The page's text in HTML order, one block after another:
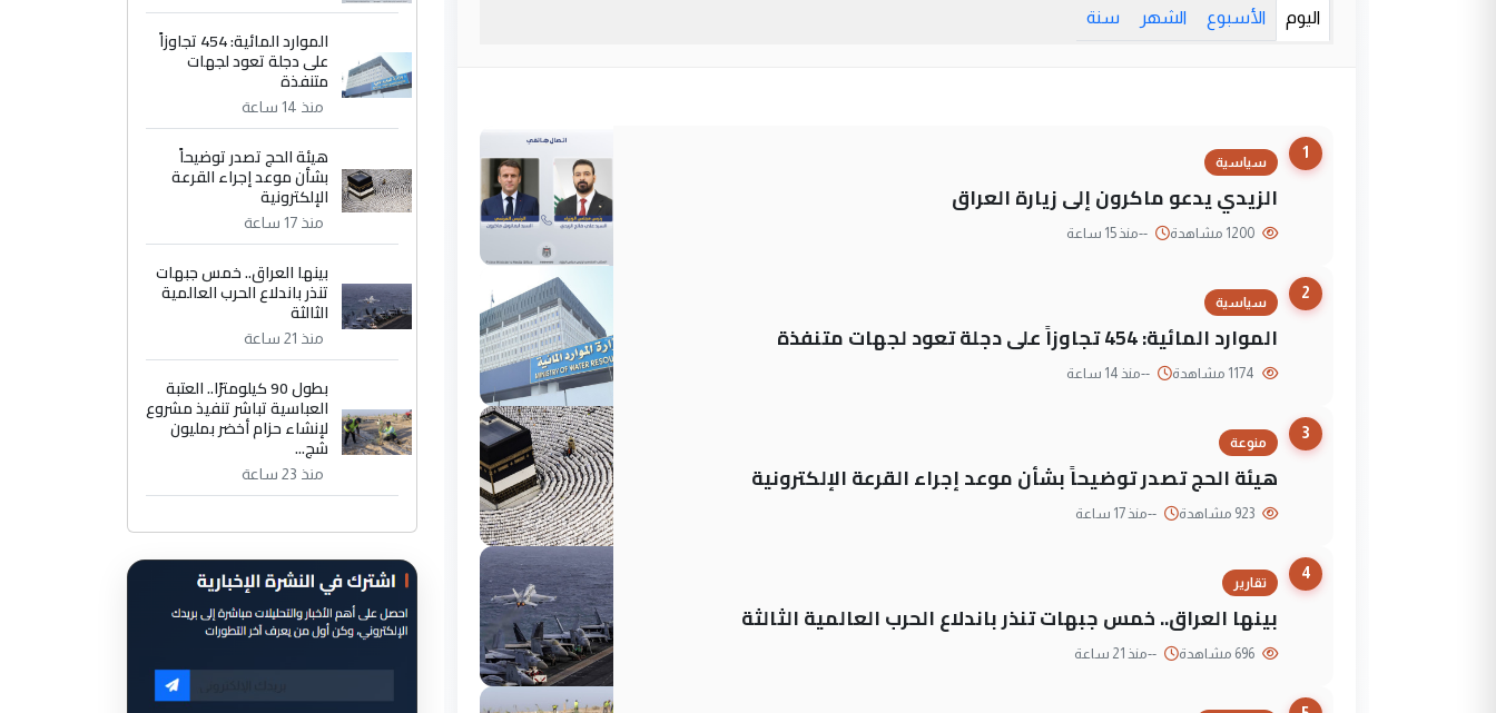
اليوم الأسبوع الشهر سنة
1
سياسية
الزيدي يدعو ماكرون إلى زيارة العراق
--منذ 15 ساعة
2
سياسية
الموارد المائية: 454 تجاوزاً على دجلة تعود لجهات متنفذة
--منذ 14 ساعة
3
منوعة
هيئة الحج تصدر توضيحاً بشأن موعد إجراء القرعة الإلكترونية
--منذ 17 ساعة
4
تقارير
بينها العراق.. خمس جبهات تنذر باندلاع الحرب العالمية الثالثة
--منذ 21 ساعة
الموارد المائية: 454 تجاوزاً
على دجلة تعود لجهات
متنفذة
منذ 14 ساعة
هيئة الحج تصدر توضيحاً
بشأن موعد إجراء القرعة
الإلكترونية
منذ 17 ساعة
بينها العراق.. خمس جبهات
تنذر باندلاع الحرب العالمية
الثالثة
منذ 21 ساعة
بطول 90 كيلومترًا.. العتبة
العباسية تباشر تنفيذ مشروع
لإنشاء حزام أخضر بمليون
شج...
منذ 23 ساعة